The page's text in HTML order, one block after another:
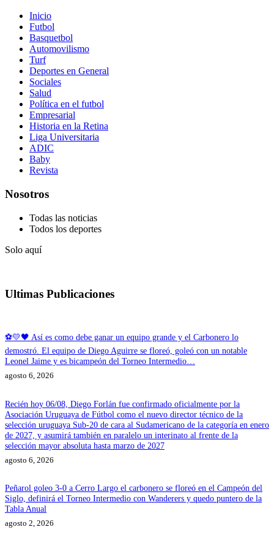
Inicio
Futbol
Basquetbol
Automovilismo
Turf
Deportes en General
Sociales
Salud
Política en el futbol
Empresarial
Historia en la Retina
Liga Universitaria
ADIC
Baby
Revista
Nosotros
Todas las noticias
Todos los deportes
Solo aquí
Ultimas Publicaciones
⚽💛🖤 Así es como debe ganar un equipo grande y el Carbonero lo
demostró. El equipo de Diego Aguirre se floreó, goleó con un notable
Leonel Jaime y es bicampeón del Torneo Intermedio…
agosto 6, 2026
Recién hoy 06/08, Diego Forlán fue confirmado oficialmente por la
Asociación Uruguaya de Fútbol como el nuevo director técnico de la
selección uruguaya Sub-20 de cara al Sudamericano de la categoría en enero
de 2027, y asumirá también en paralelo un interinato al frente de la
selección mayor absoluta hasta marzo de 2027
agosto 6, 2026
Peñarol goleo 3-0 a Cerro Largo el carbonero se floreó en el Campeón del
Siglo, definirá el Torneo Intermedio con Wanderers y quedo puntero de la
Tabla Anual
agosto 2, 2026